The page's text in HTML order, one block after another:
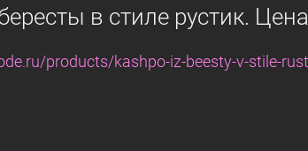
в стиле рустик.
products/kashpo-iz-beesty-v-stile-